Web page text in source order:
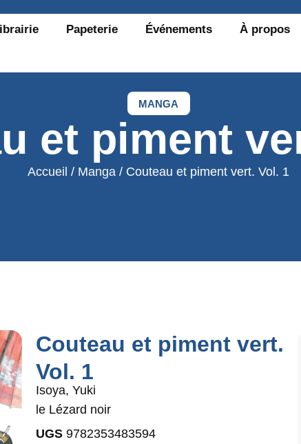
Papeterie Événements À propos
MANGA
et piment
Accueil / Manga / Couteau et piment vert. Vol. 1
Couteau et piment vert.
Vol. 1
Isoya, Yuki
le Lézard noir
UGS 9782353483594